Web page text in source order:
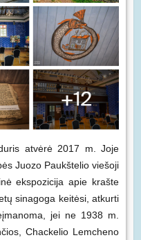
atvėrė 2017 m. Joje
Juozo Paukštelio viešoji
ekspozicija apie krašte
sinagoga keitėsi, atkurti
jei ne 1938 m.
Chackelio Lemcheno